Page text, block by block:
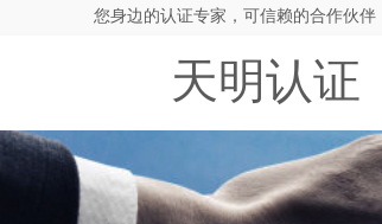
您身边的认证专家，可信赖的合作伙伴
天明认证